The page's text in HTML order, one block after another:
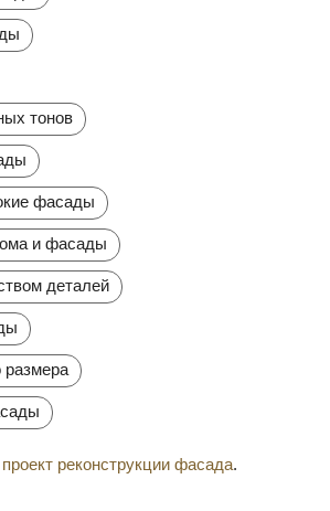
тонов
фасады
и фасады
деталей
размера
проект реконструкции фасада.